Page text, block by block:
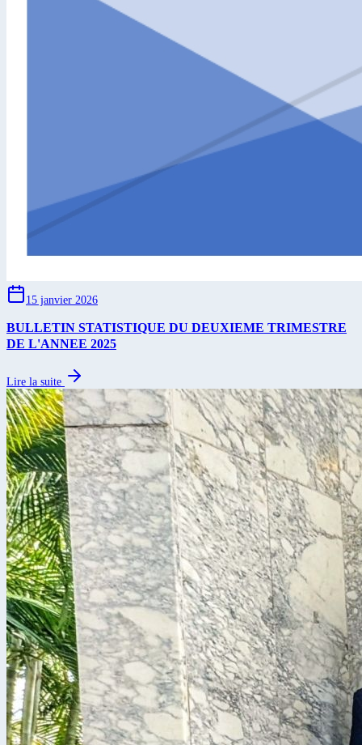
15 janvier 2026
BULLETIN STATISTIQUE DU DEUXIEME TRIMESTRE
DE L'ANNEE 2025
Lire la suite